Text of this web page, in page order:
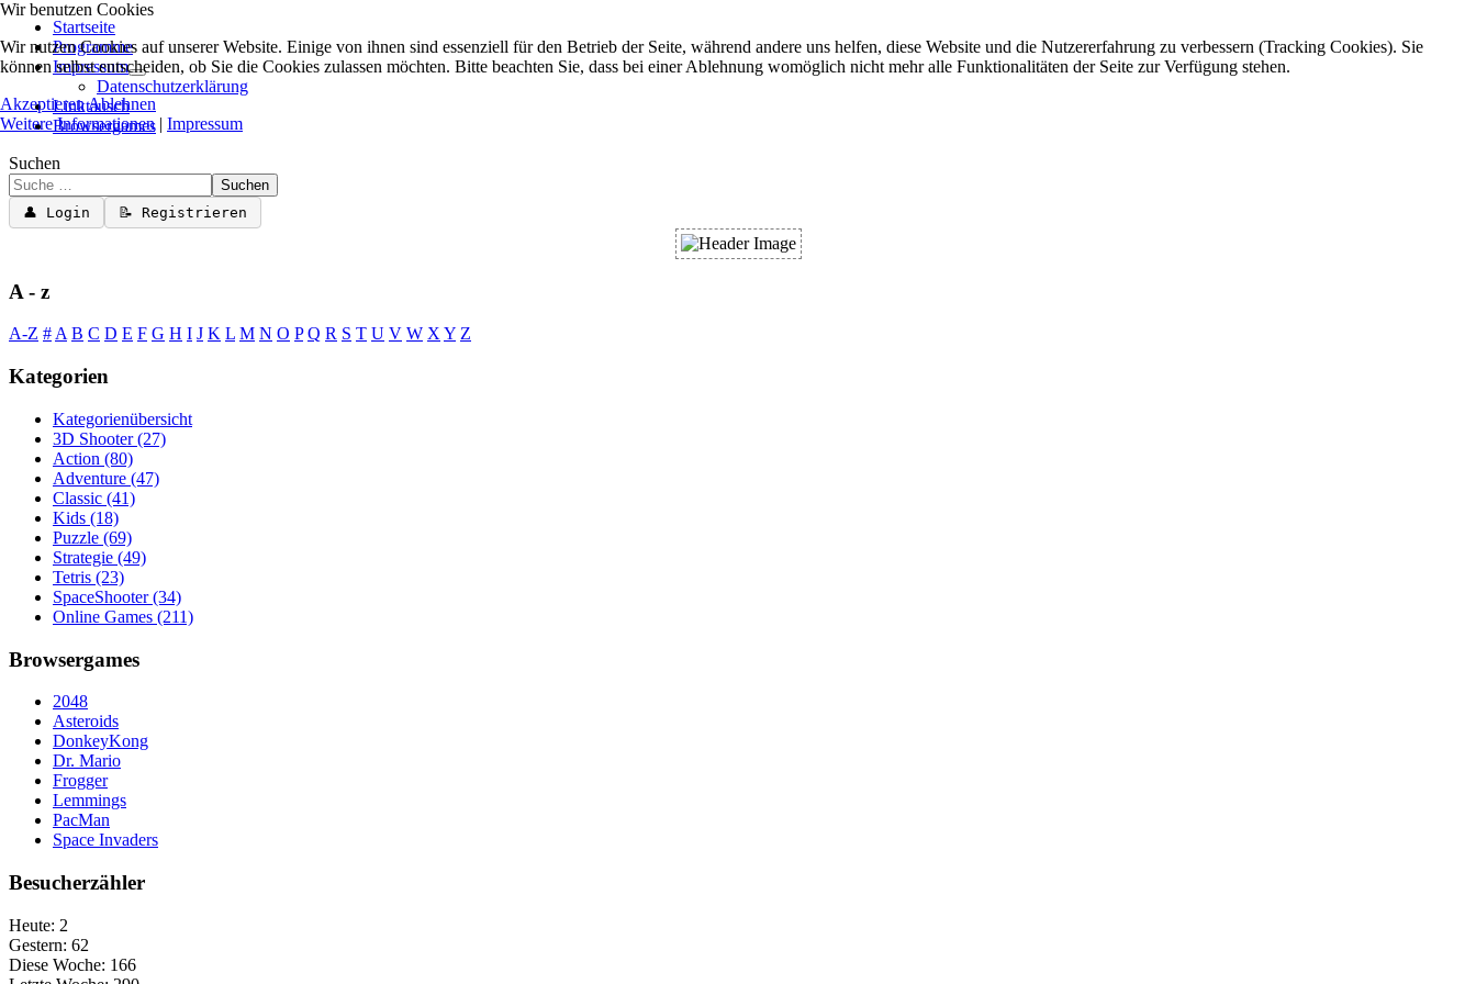
Startseite
Programme
Impressum
Datenschutzerklärung
Linktausch
Browsergames
Suchen
Suchen
👤 Login
📝 Registrieren
A - z
A-Z #A B C D E F G H I J K L M N O P Q R S T U V W XY Z
Kategorien
Kategorienübersicht
3D Shooter(27)
Action (80)
Adventure (47)
Classic (41)
Kids (18)
Puzzle (69)
Strategie (49)
Tetris (23)
SpaceShooter(34)
Online Games (211)
Browsergames
2048
Asteroids
DonkeyKong
Dr. Mario
Frogger
Lemmings
PacMan
Space Invaders
Besucherzähler
Heute: 2
Gestern: 62
Diese Woche: 166
Wir benutzen Cookies
Wir nutzen Cookies auf unserer Website. Einige von ihnen sind essenziell für den Betrieb der Seite, während andere uns helfen, diese Website und die Nutzererfahrung zu verbessern (Tracking Cookies). Sie
können selbst entscheiden, ob Sie die Cookies zulassen möchten. Bitte beachten Sie, dass bei einer Ablehnung womöglich nicht mehr alle Funktionalitäten der Seite zur Verfügung stehen.
AkzeptierenAblehnen
Weitere Informationen| Impressum